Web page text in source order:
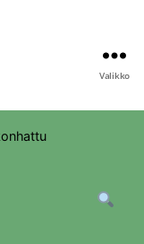
Valikko